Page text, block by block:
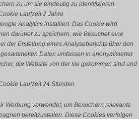
zu um sie eindeutig zu identifizieren.
Laufzeit 2 Jahre
Analytics installiert. Das Cookie wird
darüber zu speichern, wie Besucher eine
der Erstellung eines Analyseberichts über den
Daten umfassen in anonymisierter
die Website von der sie gekommen sind und
Laufzeit 24 Stunden
Werbung verwendet, um Besuchern relevante
bereitzustellen. Diese Cookies verfolgen